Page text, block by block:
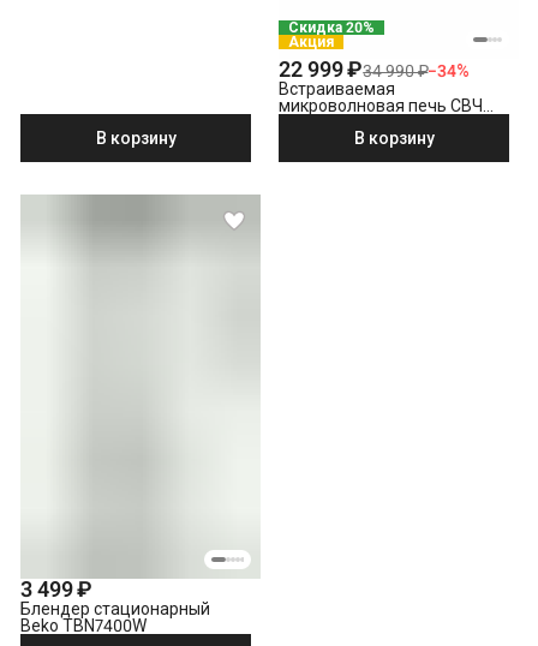
В корзину
Скидка 20%
Акция
22 999 ₽34 990 ₽−34%
Встраиваемая
микроволновая печь СВЧ
В корзину
3 499 ₽
Блендер стационарный
Beko TBN7400W